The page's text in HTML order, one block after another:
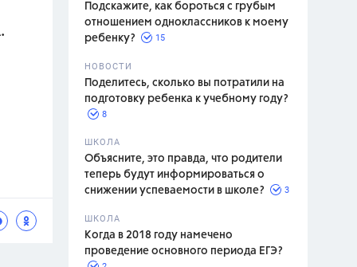
Подскажите, как бороться с грубым
отношением одноклассников к моему
ребенку?
15
НОВОСТИ
Поделитесь, сколько вы потратили на
подготовку ребенка к учебному году?
8
ШКОЛА
Объясните, это правда, что родители
теперь будут информироваться о
снижении успеваемости в школе?
3
ШКОЛА
Когда в 2018 году намечено
проведение основного периода ЕГЭ?